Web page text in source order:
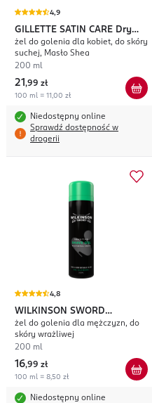
4,9
GILLETTE SATIN CARE Dry
Skin
żel do golenia dla kobiet, do skóry
suchej, Masło Shea
200 ml
21 ,99 zł
100 ml = 11,00 zł
Niedostępny online
Sprawdź dostępność w
drogerii
4,8
WILKINSON SWORD
Sensitive
żel do golenia dla mężczyzn, do
skóry wrażliwej
200 ml
16,99 zł
100 ml = 8,50 zł
Niedostępny online